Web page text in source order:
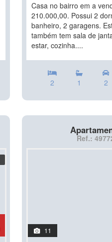
Casa no bairro em a
210.000,00. Possui 2
banheiro, 2 garagens.
também tem sala de
estar, cozinha....
2 1 2
Ref.:
11